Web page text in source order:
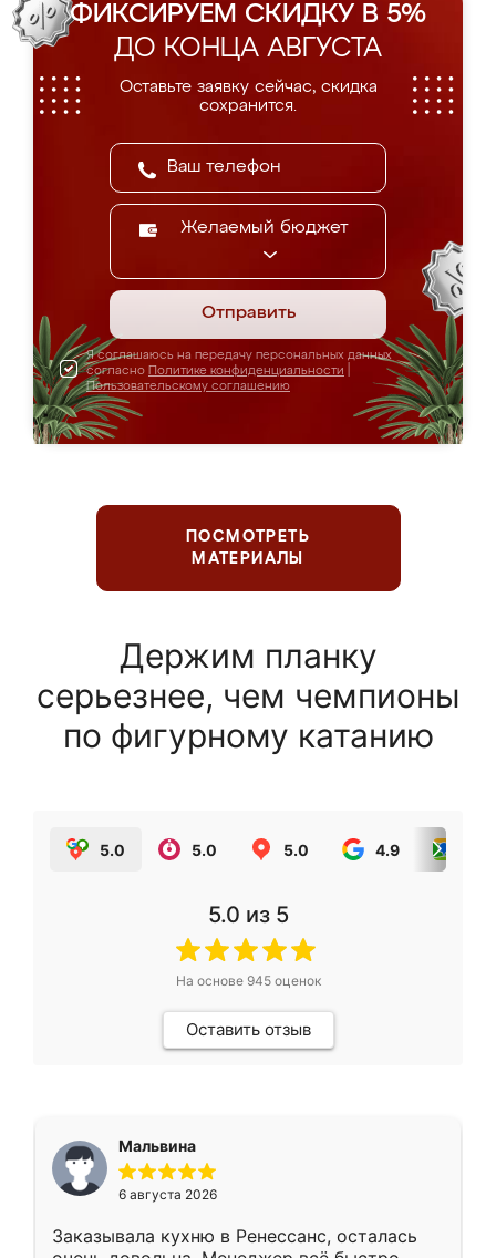
ФИКСИРУЕМ СКИДКУ В 5%
ДО КОНЦА АВГУСТА
Оставьте заявку сейчас, скидка
сохранится.
Желаемый бюджет
Отправить
Я соглашаюсь на передачу персональных данных
согласно Политике конфиденциальности
Пользовательскому соглашению
ПОСМОТРЕТЬ
МАТЕРИАЛЫ
Держим планку
серьезнее, чем чемпионы
по фигурному катанию
5.0 5.0 5.0 4.9
5.0 из 5
На основе 945оценок
Оставить отзыв
Мальвина
6 августа 2026
Заказывала кухню в Ренессанс, осталась